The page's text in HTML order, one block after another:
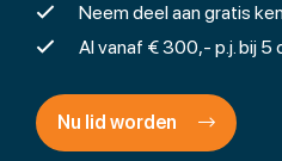
Neem deel aan gratis
Al vanaf € 300,- p.j. bij 5
Nu lid worden